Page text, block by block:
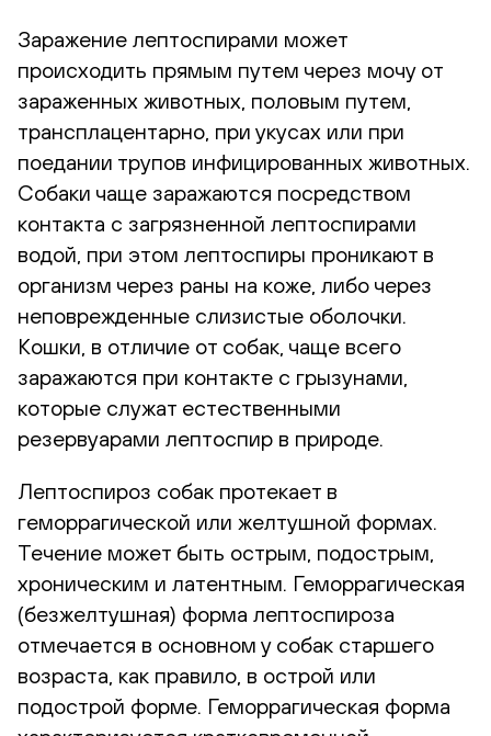
Заражение лептоспирами может
происходить прямым путем через мочу от
зараженных животных, половым путем,
трансплацентарно, при укусах или при
поедании трупов инфицированных животных.
Собаки чаще заражаются посредством
контакта с загрязненной лептоспирами
водой, при этом лептоспиры проникают в
организм через раны на коже, либо через
неповрежденные слизистые оболочки.
Кошки, в отличие от собак, чаще всего
заражаются при контакте с грызунами,
которые служат естественными
резервуарами лептоспир в природе.
Лептоспироз собак протекает в
геморрагической или желтушной формах.
Течение может быть острым, подострым,
хроническим и латентным. Геморрагическая
(безжелтушная) форма лептоспироза
отмечается в основном у собак старшего
возраста, как правило, в острой или
подострой форме. Геморрагическая форма